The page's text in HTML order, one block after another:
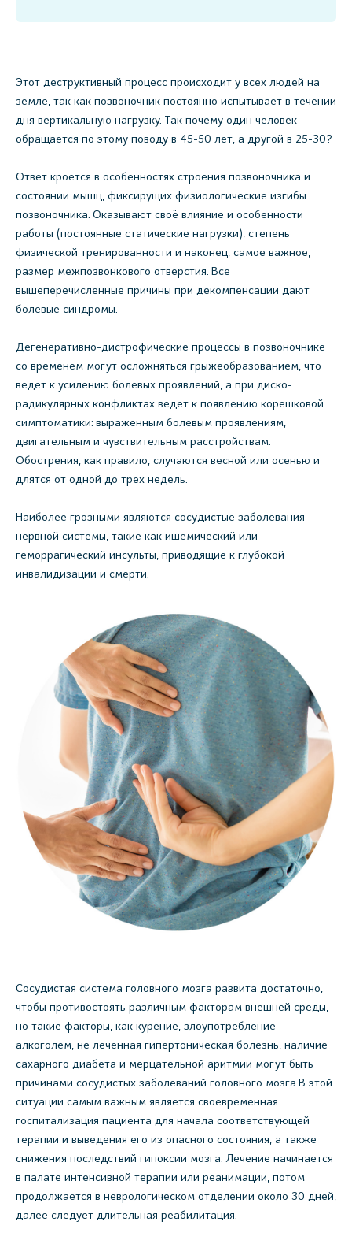
Этот деструктивный процесс происходит у всех людей на
земле, так как позвоночник постоянно испытывает в течении
дня вертикальную нагрузку. Так почему один человек
обращается по этому поводу в 45-50 лет, а другой в 25-30?
Ответ кроется в особенностях строения позвоночника и
состоянии мышц, фиксирущих физиологические изгибы
позвоночника. Оказывают своё влияние и особенности
работы (постоянные статические нагрузки), степень
физической тренированности и наконец, самое важное,
размер межпозвонкового отверстия. Все
вышеперечисленные причины при декомпенсации дают
болевые синдромы.
Дегенеративно-дистрофические процессы в позвоночнике
со временем могут осложняться грыжеобразованием, что
ведет к усилению болевых проявлений, а при диско-
радикулярных конфликтах ведет к появлению корешковой
симптоматики: выраженным болевым проявлениям,
двигательным и чувствительным расстройствам.
Обострения, как правило, случаются весной или осенью и
длятся от одной до трех недель.
Наиболее грозными являются сосудистые заболевания
нервной системы, такие как ишемический или
геморрагический инсульты, приводящие к глубокой
инвалидизации и смерти.
Сосудистая система головного мозга развита достаточно,
чтобы противостоять различным факторам внешней среды,
но такие факторы, как курение, злоупотребление
алкоголем, не леченная гипертоническая болезнь, наличие
сахарного диабета и мерцательной аритмии могут быть
причинами сосудистых заболеваний головного мозга.В этой
ситуации самым важным является своевременная
госпитализация пациента для начала соответствующей
терапии и выведения его из опасного состояния, а также
снижения последствий гипоксии мозга. Лечение начинается
в палате интенсивной терапии или реанимации, потом
продолжается в неврологическом отделении около 30 дней,
далее следует длительная реабилитация.